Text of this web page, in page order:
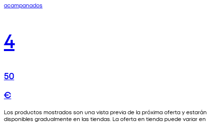
acampanados
4
50
€
Los productos mostrados son una vista previa de la próxima oferta y estarán
disponibles gradualmente en las tiendas. La oferta en tienda puede variar en